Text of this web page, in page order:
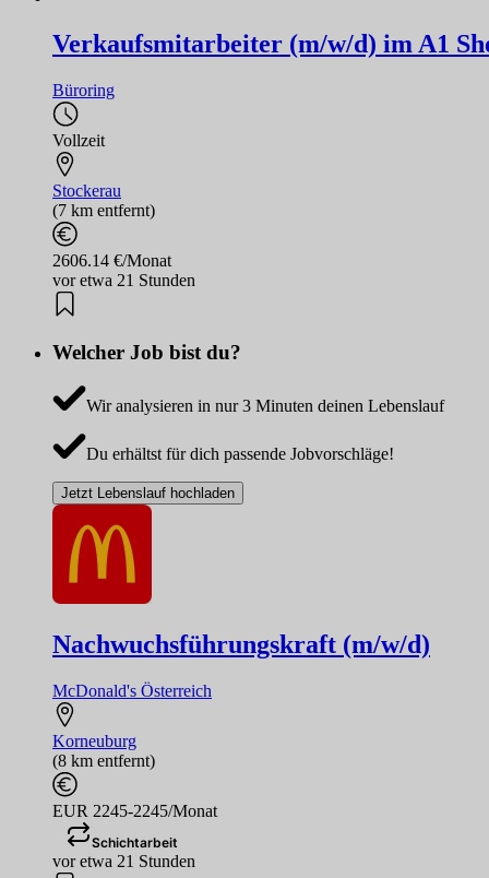
Verkaufsmitarbeiter (m/w/d) im A1
Büroring
Vollzeit
Stockerau
(7 km entfernt)
2606.14 €/Monat
vor etwa 21 Stunden
Welcher Job bist du?
Wir analysieren in nur 3 Minuten deinen Lebenslauf
Du erhältst für dich passende Jobvorschläge!
Jetzt Lebenslauf hochladen
Nachwuchsführungskraft (m/w/d)
McDonald's Österreich
Korneuburg
(8 km entfernt)
EUR 2245-2245/Monat
Schichtarbeit
vor etwa 21 Stunden